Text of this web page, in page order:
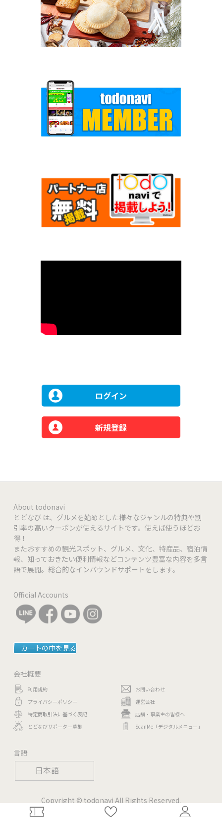
日本語
ログイン
新規登録
About todonavi
とどなび は、グルメを始めとした様々なジャンルの特典や割
引率の高いクーポンが使えるサイトです。使えば使うほどお
得！
またおすすめの観光スポット、グルメ、文化、特産品、宿泊情
報、知っておきたい便利情報などコンテンツ豊富な内容を多言
語で展開。総合的なインバウンドサポートをします。
Official Accounts
カートの中を見る
会社概要
利用規約
プライバシーポリシー
特定商取引法に基づく表記
とどなびサポーター募集
お問い合わせ
運営会社
店舗・事業主の皆様へ
ScanMe「デジタルメニュー」
言語
Copyright © todonavi All Rights Reserved.